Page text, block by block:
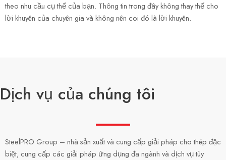
theo nhu cầu cụ thể của bạn. Thông tin trong đây không thay thế cho
lời khuyên của chuyên gia và không nên coi đó là lời khuyên.
Dịch vụ của chúng tôi
SteelPRO Group – nhà sản xuất và cung cấp giải pháp cho thép đặc
biệt, cung cấp các giải pháp ứng dụng đa ngành và dịch vụ tùy